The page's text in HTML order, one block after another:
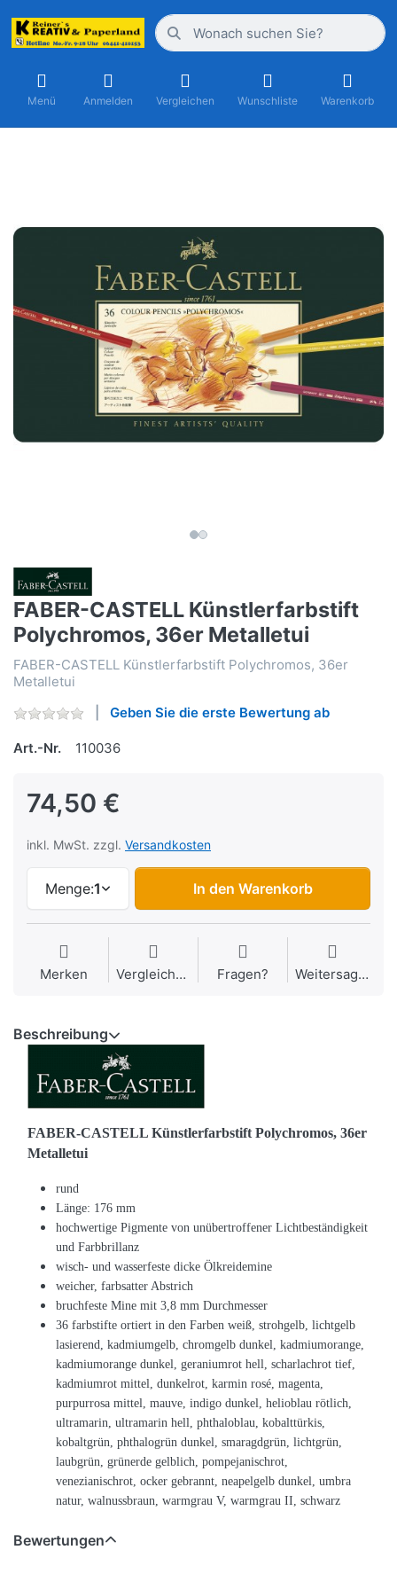
Menü Anmelden Vergleichen Wunschliste Warenkorb
FABER-CASTELL Künstlerfarbstift
Polychromos, 36er Metalletui
FABER-CASTELL Künstlerfarbstift Polychromos, 36er
Metalletui
Geben Sie die erste Bewertung ab
Art.-Nr. 110036
74,50 €
inkl. MwSt. zzgl. Versandkosten
Menge:1 In den Warenkorb
Merken Vergleichen Fragen? Weitersagen
Beschreibung
FABER-CASTELL Künstlerfarbstift Polychromos, 36er
Metalletui
rund
Länge: 176 mm
hochwertige Pigmente von unübertroffener Lichtbeständigkeit
und Farbbrillanz
wisch- und wasserfeste dicke Ölkreidemine
weicher, farbsatter Abstrich
bruchfeste Mine mit 3,8 mm Durchmesser
36 farbstifte ortiert in den Farben weiß, strohgelb, lichtgelb
lasierend, kadmiumgelb, chromgelb dunkel, kadmiumorange,
kadmiumorange dunkel, geraniumrot hell, scharlachrot tief,
kadmiumrot mittel, dunkelrot, karmin rosé, magenta,
purpurrosa mittel, mauve, indigo dunkel, helioblau rötlich,
ultramarin, ultramarin hell, phthaloblau, kobalttürkis,
kobaltgrün, phthalogrün dunkel, smaragdgrün, lichtgrün,
laubgrün, grünerde gelblich, pompejanischrot,
venezianischrot, ocker gebrannt, neapelgelb dunkel, umbra
natur, walnussbraun, warmgrau V, warmgrau II, schwarz
Bewertungen